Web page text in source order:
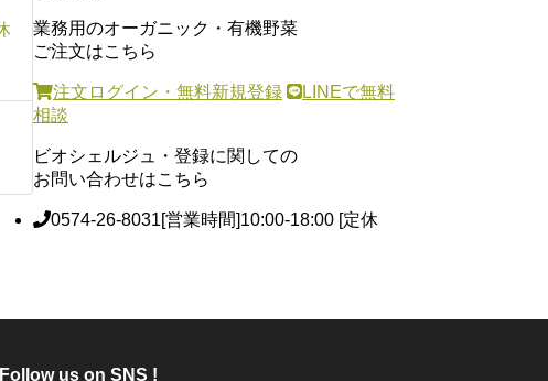
業務用のオーガニック・有機野菜
ご注文はこちら
注文ログイン・無料新規登録
LINEで無料
相談
ビオシェルジュ・登録に関しての
お問い合わせはこちら
0574-26-8031[営業時間]10:00-18:00 [定休
Follow us on SNS !